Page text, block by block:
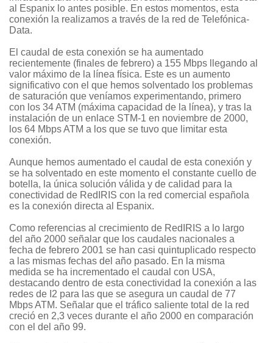
al Espanix lo antes posible. En estos momentos, esta
conexión la realizamos a través de la red de Telefónica-
Data.
El caudal de esta conexión se ha aumentado
recientemente (finales de febrero) a 155 Mbps llegando al
valor máximo de la línea física. Este es un aumento
significativo con el que hemos solventado los problemas
de saturación que veníamos experimentando, primero
con los 34 ATM (máxima capacidad de la línea), y tras la
instalación de un enlace STM-1 en noviembre de 2000,
los 64 Mbps ATM a los que se tuvo que limitar esta
conexión.
Aunque hemos aumentado el caudal de esta conexión y
se ha solventado en este momento el constante cuello de
botella, la única solución válida y de calidad para la
conectividad de RedIRIS con la red comercial española
es la conexión directa al Espanix.
Como referencias al crecimiento de RedIRIS a lo largo
del año 2000 señalar que los caudales nacionales a
fecha de febrero 2001 se han casi quintuplicado respecto
a las mismas fechas del año pasado. En la misma
medida se ha incrementado el caudal con USA,
destacando dentro de esta conectividad la conexión a las
redes de I2 para las que se asegura un caudal de 77
Mbps ATM. Señalar que el tráfico saliente total de la red
creció en 2,3 veces durante el año 2000 en comparación
con el del año 99.